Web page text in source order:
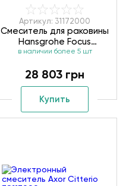
Артикул: 31172000
Смеситель для раковины
Hansgrohe Focus
31172000
в наличии более 5 шт
28 803 грн
Купить